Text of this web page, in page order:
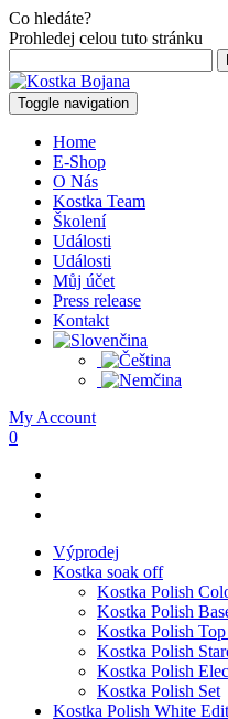
Co hledáte?
Prohledej celou tuto stránku
Toggle navigation
Home
E-Shop
O Nás
Kostka Team
Školení
Události
Události
Můj účet
Press release
Kontakt
My Account
0
Výprodej
Kostka soak off
Kostka Polish
Kostka Polish
Kostka Polish
Kostka Polish
Kostka Polish
Kostka Polish Set
Kostka Polish White